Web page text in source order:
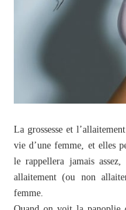
La grossesse et
vie d’une femme, et elles
le rappellera jamais assez,
allaitement (ou non
femme.